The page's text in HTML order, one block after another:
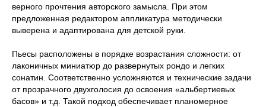
верного прочтения авторского замысла. При этом
предложенная редактором аппликатура методически
выверена и адаптирована для детской руки.
Пьесы расположены в порядке возрастания сложности: от
лаконичных миниатюр до развернутых рондо и легких
сонатин. Соответственно усложняются и технические задачи
от прозрачного двухголосия до освоения «альбертиевых
басов» и т.д. Такой подход обеспечивает планомерное